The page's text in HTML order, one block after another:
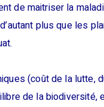
de maitriser la
plus que les
(coût de la lutte,
de la